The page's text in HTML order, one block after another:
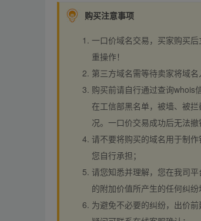
购买注意事项
一口价域名交易，买家购买
重操作！
第三方域名需等待卖家将域
购买前请自行通过查询whois
在工信部黑名单，被墙、被
况。一口价交易成功后无法撤
请不要将购买的域名用于制
您自行承担；
请您知悉并理解，您在我司
的附加价值所产生的任何纠纷
为避免不必要的纠纷，出价